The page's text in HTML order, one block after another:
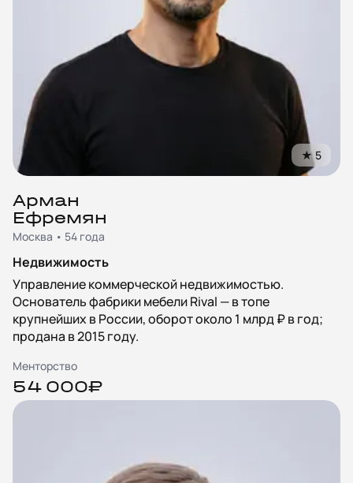
★5
Арман
Ефремян
Москва • 54 года
Недвижимость
Управление коммерческой недвижимостью.
Основатель фабрики мебели Rival — в топе
крупнейших в России, оборот около 1 млрд ₽ в год;
продана в 2015 году.
Менторство
54 000₽